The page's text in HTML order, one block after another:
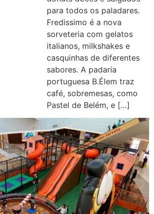
para todos os paladares.
Fredissimo é a nova
sorveteria com gelatos
italianos, milkshakes e
casquinhas de diferentes
sabores. A padaria
portuguesa B.Élem traz
café, sobremesas, como
Pastel de Belém, e […]